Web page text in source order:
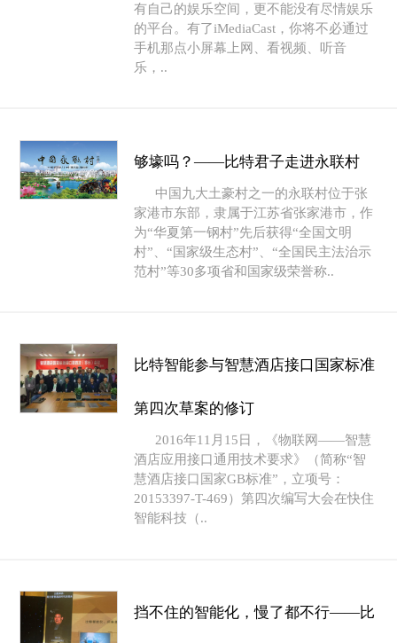
有自己的娱乐空间，更不能没有尽情娱乐
的平台。有了iMediaCast，你将不必通过
手机那点小屏幕上网、看视频、听音
乐，..
够壕吗？——比特君子走进永联村
中国九大土豪村之一的永联村位于张
家港市东部，隶属于江苏省张家港市，作
为“华夏第一钢村”先后获得“全国文明
村”、“国家级生态村”、“全国民主法治示
范村”等30多项省和国家级荣誉称..
比特智能参与智慧酒店接口国家标准
第四次草案的修订
2016年11月15日，《物联网——智慧
酒店应用接口通用技术要求》（简称“智
慧酒店接口国家GB标准”，立项号：
20153397-T-469）第四次编写大会在快住
智能科技（..
挡不住的智能化，慢了都不行——比